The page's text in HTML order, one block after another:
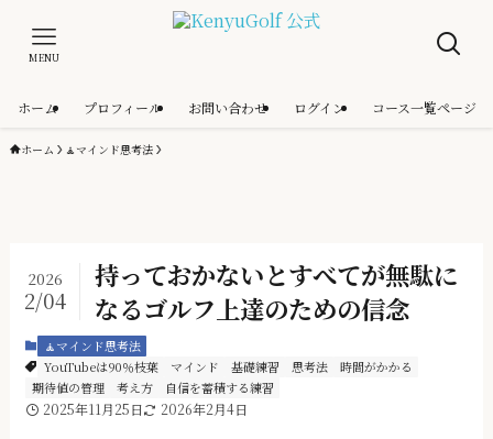
MENU
ホーム プロフィール お問い合わせ ログイン コース一覧ページ
ホーム 🧘マインド思考法
持っておかないとすべてが無駄に
なるゴルフ上達のための信念
2026
2/04
🧘マインド思考法
YouTubeは90％枝葉
マインド 基礎練習 思考法
時間がかかる
期待値の管理
考え方 自信を蓄積する練習
2025年11月25日 2026年2月4日